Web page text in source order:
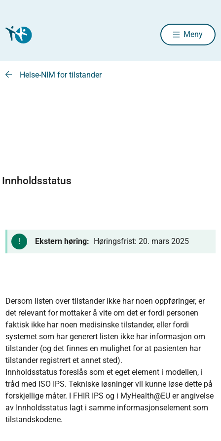
Meny
Helse-NIM for tilstander
Innholdsstatus
Ekstern høring: Høringsfrist: 20. mars 2025
Dersom listen over tilstander ikke har noen oppføringer, er
det relevant for mottaker å vite om det er fordi personen
faktisk ikke har noen medisinske tilstander, eller fordi
systemet som har generert listen ikke har informasjon om
tilstander (og det finnes en mulighet for at pasienten har
tilstander registrert et annet sted).
Innholdsstatus foreslås som et eget element i modellen, i
tråd med ISO IPS. Tekniske løsninger vil kunne løse dette på
forskjellige måter. I FHIR IPS og i MyHealth@EU er angivelse
av Innholdsstatus lagt i samme informasjonselement som
tilstandskodene.